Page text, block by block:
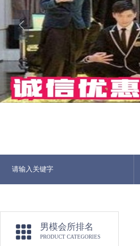
男模会所排名
PRODUCT CATEGORIES